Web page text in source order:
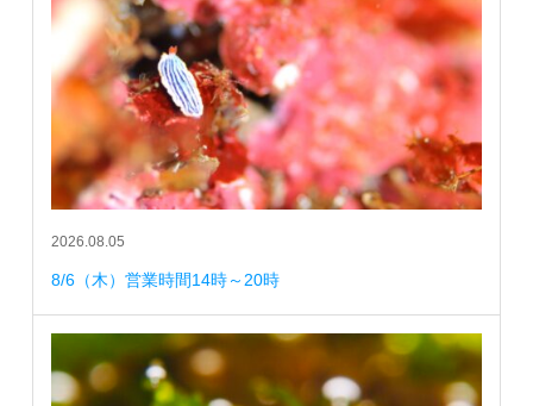
2026.08.05
8/6（木）営業時間14時～20時